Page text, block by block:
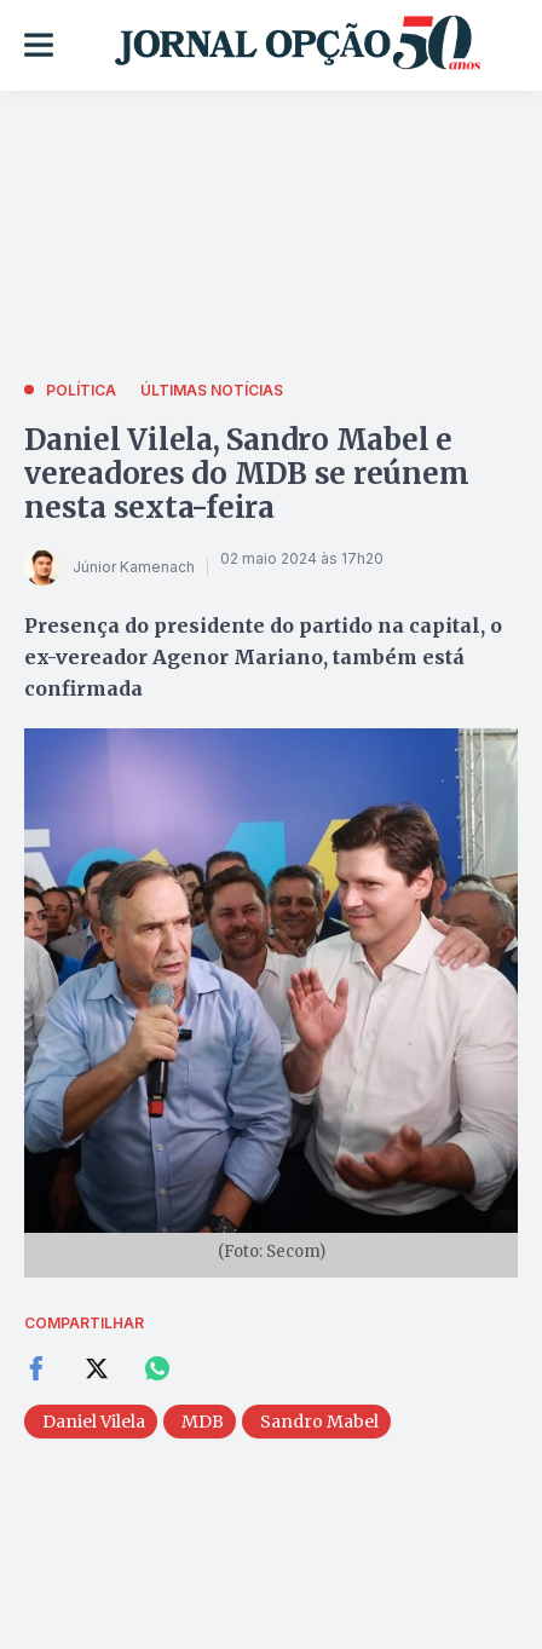
POLÍTICA ÚLTIMAS NOTÍCIAS
Daniel Vilela, Sandro Mabel e
vereadores do MDB se reúnem
nesta sexta-feira
Júnior Kamenach 02 maio 2024 às 17h20
Presença do presidente do partido na capital, o
ex-vereador Agenor Mariano, também está
confirmada
(Foto: Secom)
COMPARTILHAR
Daniel Vilela MDB Sandro Mabel